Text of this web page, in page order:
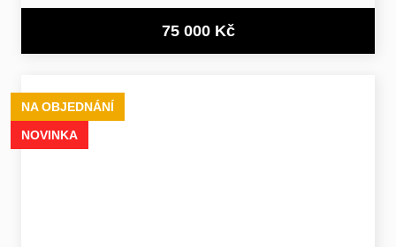
75 000 Kč
NA OBJEDNÁNÍ
NOVINKA